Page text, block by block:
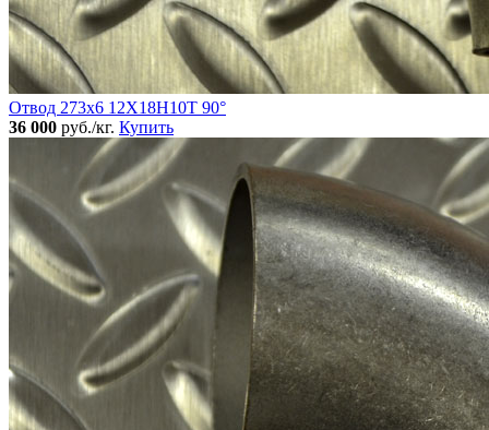
Отвод 273х6 12Х18Н10Т 90°
36 000 руб./кг. Купить